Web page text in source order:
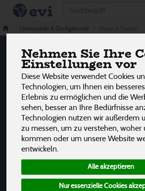
Nehmen Sie Ihre
Einstellungen vor
Diese Website verwendet Cookies
Technologien, um Ihnen ein
Erlebnis zu ermöglichen und die
sehen, besser an Ihre Bedürfnisse
Technologien nutzen wir außerdem
zu messen, um zu verstehen, woher
kommen oder um unsere Website
entwickeln.
Alle akzeptieren
Nur essenzielle Cookies
Unverpackt & Großgebinde
Nüsse & Saaten
Hersteller Ernährung